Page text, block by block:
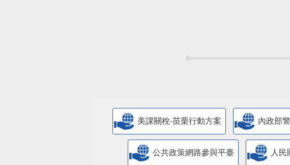
美課關稅-苗栗行動方案 內政部
公共政策網路參與平臺 人民